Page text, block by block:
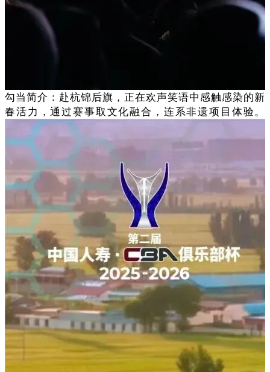
勾当简介：赴杭锦后旗，正在欢声笑语中感触感染的新
春活力，通过赛事取文化融合，连系非遗项目体验。